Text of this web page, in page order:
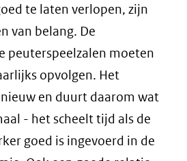
te laten verlopen, zijn
van belang. De
peuterspeelzalen moeten
opvolgen. Het
en duurt daarom wat
- het scheelt tijd als de
goed is ingevoerd in de